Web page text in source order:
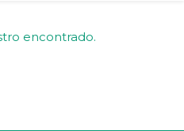
encontrado.